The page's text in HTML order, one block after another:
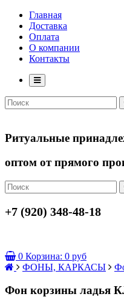
Главная
Доставка
Оплата
О компании
Контакты
Ритуальные
оптом от прямого
+7 (920) 348-48-18
0 Корзина: 0 руб
ФОНЫ, КАРКАСЫ
Фон корзины ладья